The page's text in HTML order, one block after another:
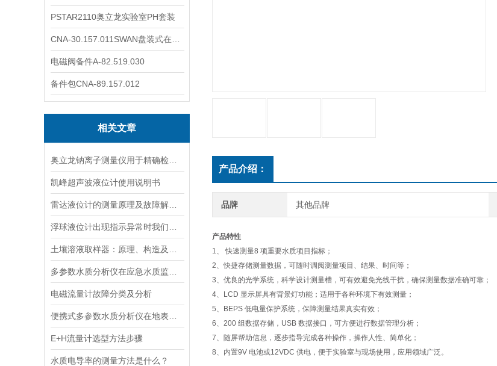
PSTAR2110奥立龙实验室PH套装
电磁阀备件A-82.519.030
备件包CNA-89.157.012
相关文章
凯峰超声波液位计使用说明书
电磁流量计故障分类及分析
E+H流量计选型方法步骤
水质电导率的测量方法是什么？
产品介绍：
品牌 其他品牌
产品特性
1、 快速测量8 项重要水质项目指标；
2、快捷存储测量数据，可随时调阅测量项目、结果、时间等；
3、优良的光学系统，科学设计测量槽，可有效避免光线干扰，确保测量数据准确可靠；
4、LCD 显示屏具有背景灯功能；适用于各种环境下有效测量；
5、BEPS 低电量保护系统，保障测量结果真实有效；
6、200 组数据存储，USB 数据接口，可方便进行数据管理分析；
7、随屏帮助信息，逐步指导完成各种操作，操作人性、简单化；
8、内置9V 电池或12VDC 供电，便于实验室与现场使用，应用领域广泛。